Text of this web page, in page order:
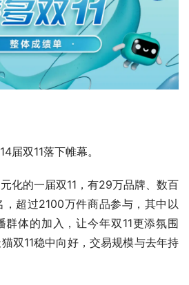
届双11落下帷幕。
化的一届双11，有29万品牌、数百
超过2100万件商品参与，其中以
群体的加入，让今年双11更添氛围
双11稳中向好，交易规模与去年持